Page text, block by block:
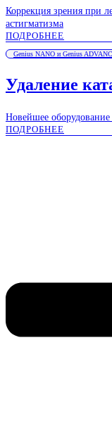
Коррекция зрения при
астигматизма
ПОДРОБНЕЕ
Genius NANO и Genius
Удаление
Новейшее
ПОДРОБНЕЕ